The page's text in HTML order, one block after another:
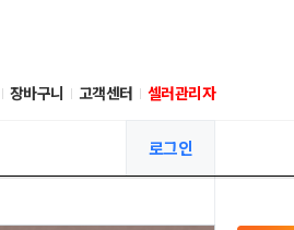
장바구니 고객센터 셀러관리자
로그인